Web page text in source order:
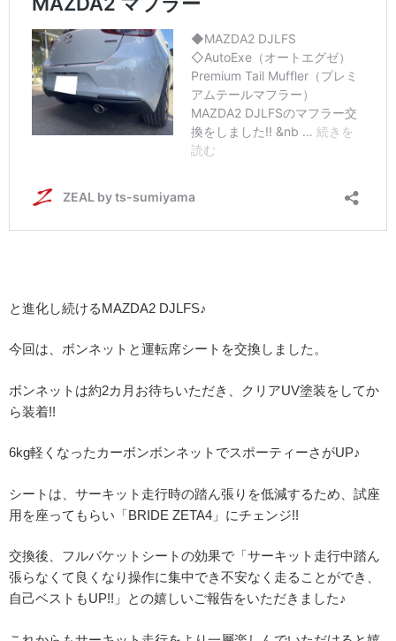
と進化し続けるMAZDA2 DJLFS♪
今回は、ボンネットと運転席シートを交換しました。
ボンネットは約2カ月お待ちいただき、クリアUV塗装をしてか
ら装着!!
6kg軽くなったカーボンボンネットでスポーティーさがUP♪
シートは、サーキット走行時の踏ん張りを低減するため、試座
用を座ってもらい「BRIDE ZETA4」にチェンジ!!
交換後、フルバケットシートの効果で「サーキット走行中踏ん
張らなくて良くなり操作に集中でき不安なく走ることができ、
自己ベストもUP!!」との嬉しいご報告をいただきました♪